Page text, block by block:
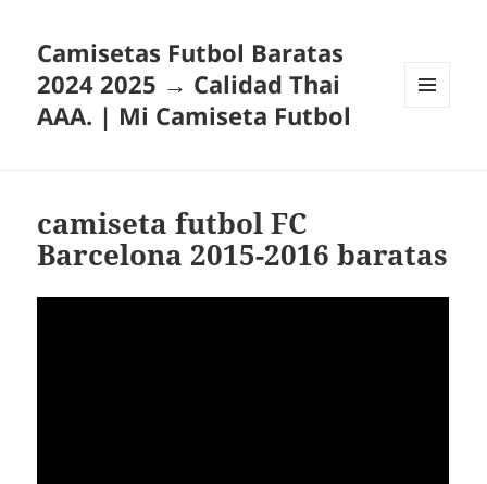
Camisetas Futbol Baratas
2024 2025 → Calidad Thai
AAA. | Mi Camiseta Futbol
camiseta futbol FC
Barcelona 2015-2016 baratas